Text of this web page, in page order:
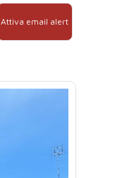
Attiva email alert